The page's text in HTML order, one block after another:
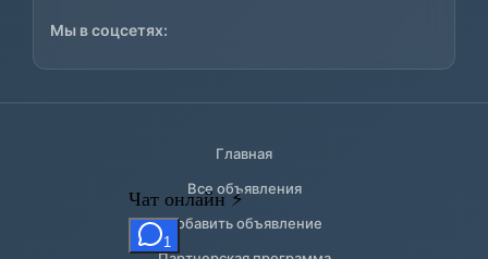
Мы в соцсетях:
Главная
Все объявления
Добавить объявление